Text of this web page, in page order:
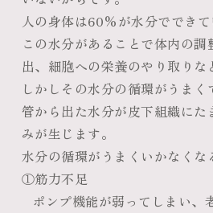
人の身体は60%が水分ででき
この水分があることで体内の
出、細胞への栄養のやり取りな
しかしその水分の循環がうま
管から出た水分が皮下組織にた
みが生じます。
水分の循環がうまくいかなく
①筋力不足
ポンプ機能が弱ってしまい、